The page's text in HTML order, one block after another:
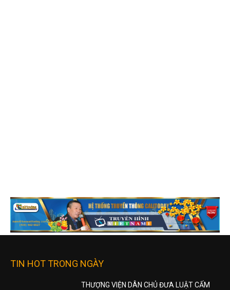
TIN HOT TRONG NGÀY
THƯỢNG VIỆN DÂN CHỦ ĐƯA LUẬT CẤM